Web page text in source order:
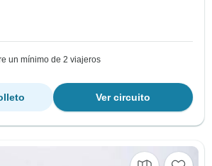
un mínimo de 2 viajeros
Ver circuito